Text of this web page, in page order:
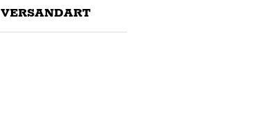
VERSANDART